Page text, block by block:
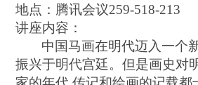
地点： 腾讯会议259-518-213
讲座内容：
中国马画在明代迈入一个
振兴于明代宫廷。但是画史对